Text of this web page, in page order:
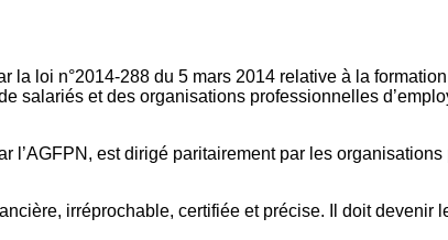
la loi n°2014-288 du 5 mars 2014 relative à la
salariés et des organisations professionnelles
l’AGFPN, est dirigé paritairement par les
irréprochable, certifiée et précise. Il doit